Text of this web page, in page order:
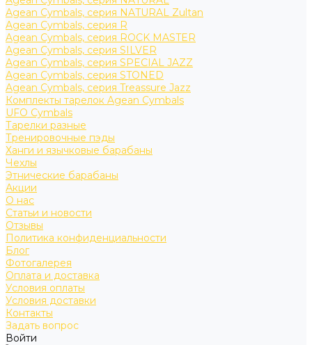
Agean Cymbals, серия NATURAL Zultan
Agean Cymbals, серия R
Agean Cymbals, серия ROCK MASTER
Agean Cymbals, серия SILVER
Agean Cymbals, серия SPECIAL JAZZ
Agean Cymbals, серия STONED
Agean Cymbals, серия Treassure Jazz
Комплекты тарелок Agean Cymbals
UFO Cymbals
Тарелки разные
Тренировочные пэды
Ханги и язычковые барабаны
Чехлы
Этнические барабаны
Акции
О нас
Статьи и новости
Отзывы
Политика конфиденциальности
Блог
Фотогалерея
Оплата и доставка
Условия оплаты
Условия доставки
Контакты
Задать вопрос
Войти